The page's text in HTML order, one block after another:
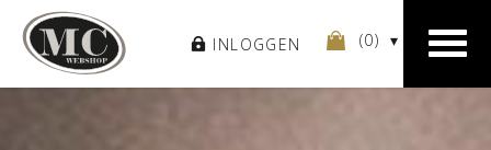
INLOGGEN (0)